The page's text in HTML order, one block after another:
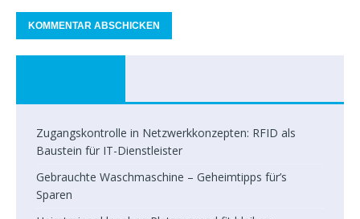
Zugangskontrolle in Netzwerkkonzepten: RFID als
Baustein für IT-Dienstleister
Gebrauchte Waschmaschine – Geheimtipps für’s
Sparen